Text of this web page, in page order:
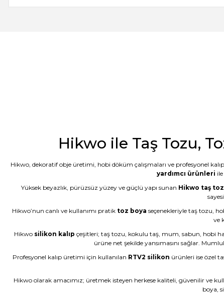
N... E... | 01/06/2026
Ürün çok güzel hediye için teşekkür ederim
F... Ö... | 16/05/2026
Firmanın hizmet ve iletişiminden memnunum
Hikwo ile Taş Tozu,
Hikwo, dekoratif obje üretimi, hobi döküm çalışmaları ve profesyonel
yardımcı ürünleri
Yüksek beyazlık, pürüzsüz yüzey ve güçlü yapı sunan Hikwo taş
Hikwo’nun canlı ve kullanımı pratik toz boya seçenekleriyle taş tozu,
ve
Hikwo silikon kalıp çeşitleri; taş tozu, kokulu taş, mum, sabun, hobi
ürüne net şekilde yansımasını sağlar.
Profesyonel kalıp üretimi için kullanılan RTV2 silikon ürünleri ise özel
Hikwo olarak amacımız; üretmek isteyen herkese kaliteli, güvenilir ve
boya,